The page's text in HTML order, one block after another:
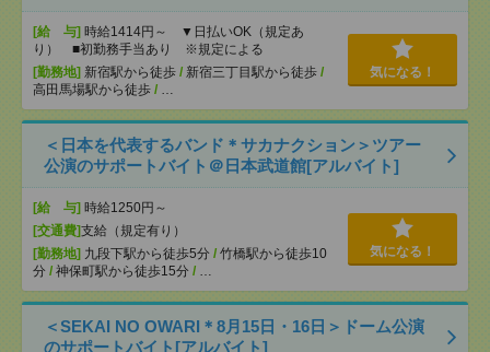
[給 与] 時給1414円～ ▼日払いOK（規定あ
り） ■初勤務手当あり ※規定による
[勤務地] 新宿駅から徒歩 / 新宿三丁目駅から徒歩 /
高田馬場駅から徒歩 / …
気になる！
＜日本を代表するバンド＊サカナクション＞ツアー
公演のサポートバイト＠日本武道館[アルバイト]
[給 与] 時給1250円～
[交通費]支給（規定有り）
[勤務地] 九段下駅から徒歩5分 / 竹橋駅から徒歩10
分 / 神保町駅から徒歩15分 / …
気になる！
＜SEKAI NO OWARI＊8月15日・16日＞ドーム公演
のサポートバイト[アルバイト]